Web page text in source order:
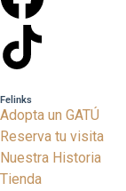
Felinks
Adopta un GATÚ
Reserva tu visita
Nuestra Historia
Tienda